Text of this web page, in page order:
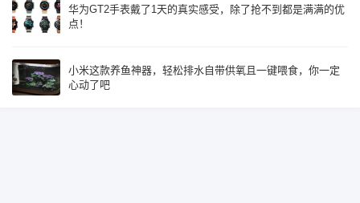
华为GT2手表戴了1天的真实感受，除了抢不到都是满满的优
点！
小米这款养鱼神器，轻松排水自带供氧且一键喂食，你一定
心动了吧